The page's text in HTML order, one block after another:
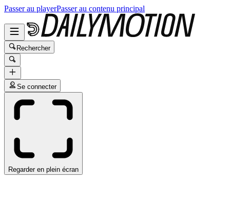
Passer au playerPasser au contenu principal
Rechercher
Se connecter
Regarder en plein écran